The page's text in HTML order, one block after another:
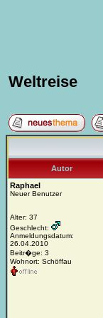
Weltreise
Autor
Raphael
Neuer Benutzer
Alter: 37
Geschlecht:
Anmeldungsdatum:
26.04.2010
Beitr�ge: 3
Wohnort: Schöffau